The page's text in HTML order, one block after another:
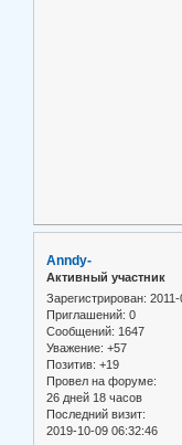
Anndy-
Активный участник
Зарегистрирован:
Приглашений: 0
Сообщений: 1647
Уважение: +57
Позитив: +19
Провел на форуме:
26 дней 18 часов
Последний визит:
2019-10-09 06:32:46